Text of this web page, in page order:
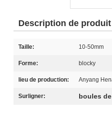
Description de
Taille: 10-50mm
Forme: blocky
lieu de production: Anyang
Surligner: boules